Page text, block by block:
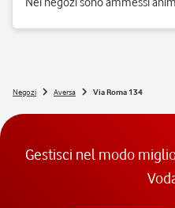
Negozi Aversa Via Roma 134
Gestisci nel modo